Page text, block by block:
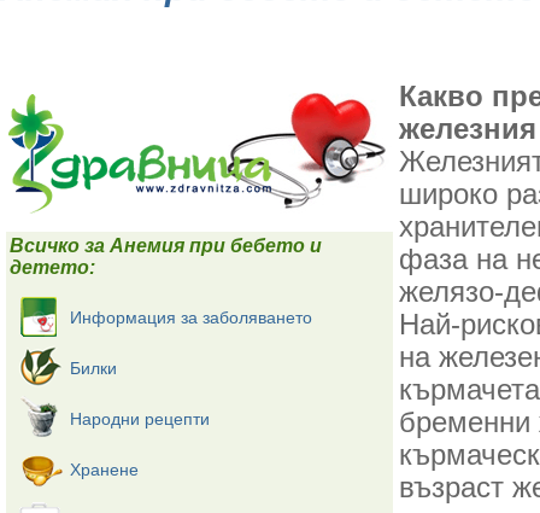
Всичко за Анемия при бебето и
детето:
Информация за заболяването
Билки
Народни рецепти
Хранене
Какво
широко
фаза на
желязо-
Най-
на
възраст